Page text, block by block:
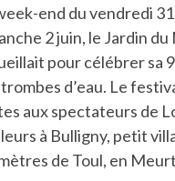
end du vendredi 31
2 juin, le Jardin
pour célébrer sa
d’eau. Le
aux spectateurs de
à Bulligny, petit
de Toul, en